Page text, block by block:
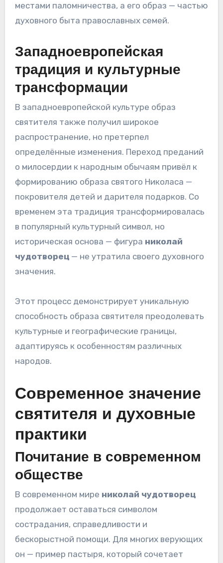
местами паломничества, а его образ — частью
духовного быта православных семей.
Западноевропейская
традиция и культурные
трансформации
В западноевропейской культуре образ
святителя также получил широкое
распространение, но претерпел
определённые изменения. Переход преданий
о милосердии к народным обычаям привёл к
формированию образа святого Николаса —
покровителя детей и дарителя подарков. Со
временем эта традиция трансформировалась
в популярный культурный символ, но
историческая основа — фигура николай
чудотворец— не утратила своего духовного
значения.
Этот процесс демонстрирует уникальную
способность образа святителя преодолевать
культурные и географические границы,
адаптируясь к особенностям различных
народов.
Современное значение
святителя и духовные
практики
Почитание в современном
обществе
В современном мире николай чудотворец
продолжает оставаться символом
сострадания, справедливости и
бескорыстной помощи. Для многих верующих
он — пример пастыря, который сочетает